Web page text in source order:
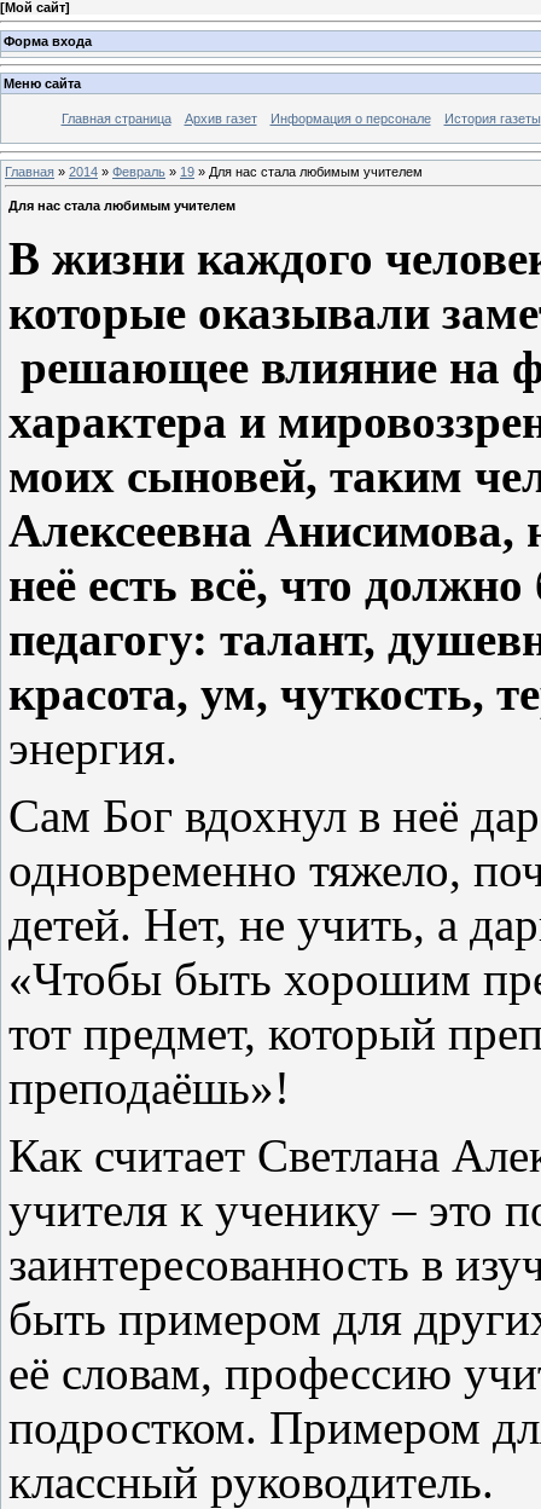
[Мой сайт]
Форма входа
Меню сайта
Главная страница Архив газет Информация о персонале История газеты
Главная » 2014 » Февраль » 19 » Для нас стала любимым учителем
Для нас стала любимым учителем
В жизни каждого
которые оказывали
решающее влияние на
характера и
моих сыновей, таким
Алексеевна
неё есть всё, что
педагогу: талант,
красота, ум, чуткость,
энергия.
Сам Бог вдохнул в неё
одновременно тяжело,
детей. Нет, не учить, а
«Чтобы быть хорошим
тот предмет, который
преподаёшь»!
Как считает Светлана
учителя к ученику – это
заинтересованность в
быть примером для
её словам, профессию
подростком. Примером
классный руководитель.